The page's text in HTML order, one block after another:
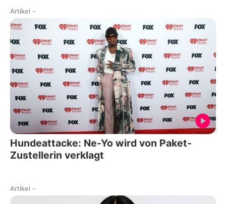
Artikel -
Hundeattacke: Ne-Yo wird von Paket-
Zustellerin verklagt
Artikel -